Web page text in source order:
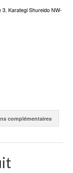
3, Karategi Shureido NW-
complémentaires